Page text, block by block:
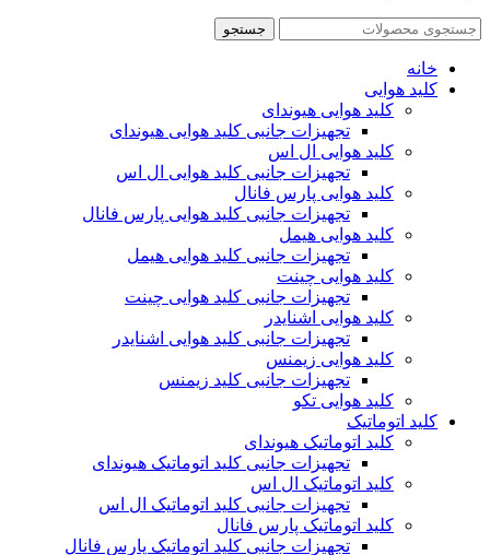
جستجو
خانه
کلید هوایی
کلید هوایی هیوندای
تجهیزات جانبی کلید هوایی هیوندای
کلید هوایی ال اس
تجهیزات جانبی کلید هوایی ال اس
کلید هوایی پارس فانال
تجهیزات جانبی کلید هوایی پارس فانال
کلید هوایی هیمل
تجهیزات جانبی کلید هوایی هیمل
کلید هوایی چینت
تجهیزات جانبی کلید هوایی چینت
کلید هوایی اشنایدر
تجهیزات جانبی کلید هوایی اشنایدر
کلید هوایی زیمنس
تجهیزات جانبی کلید زیمنس
کلید هوایی تکو
کلید اتوماتیک
کلید اتوماتیک هیوندای
تجهیزات جانبی کلید اتوماتیک هیوندای
کلید اتوماتیک ال اس
تجهیزات جانبی کلید اتوماتیک ال اس
کلید اتوماتیک پارس فانال
تجهیزات جانبی کلید اتوماتیک پارس فانال